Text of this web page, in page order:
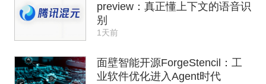
preview：真正懂上下文的语音识
别
1天前
面壁智能开源ForgeStencil：工
业软件优化进入Agent时代